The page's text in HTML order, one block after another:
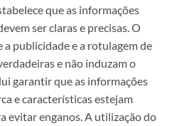
que as informações
ser claras e precisas. O
publicidade e a rotulagem de
e não induzam o
garantir que as informações
e características estejam
evitar enganos. A utilização do